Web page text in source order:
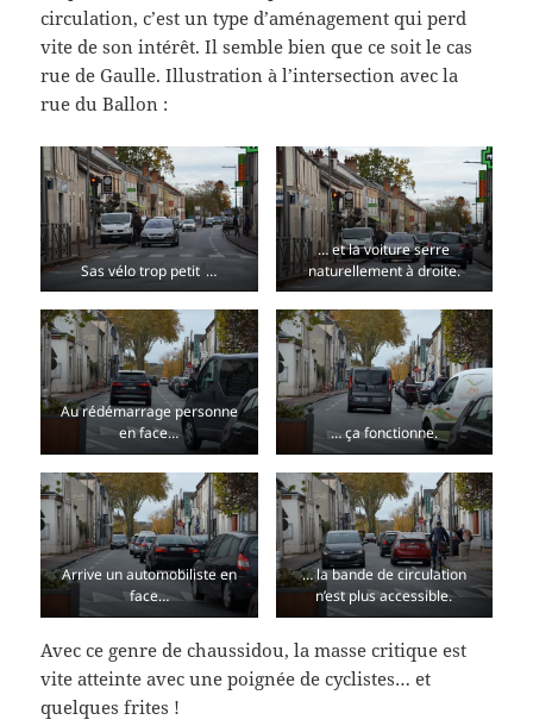
circulation, c’est un type d’aménagement qui perd
vite de son intérêt. Il semble bien que ce soit le cas
rue de Gaulle. Illustration à l’intersection avec la
rue du Ballon :
Sas vélo trop petit4…
… et la voiture serre
naturellement à droite.
Au rédémarrage personne
en face…
… ça fonctionne.
Arrive un automobiliste en
face…
… la bande de circulation
n’est plus accessible.
Avec ce genre de chaussidou, la masse critique est
vite atteinte avec une poignée de cyclistes… et
quelques frites !